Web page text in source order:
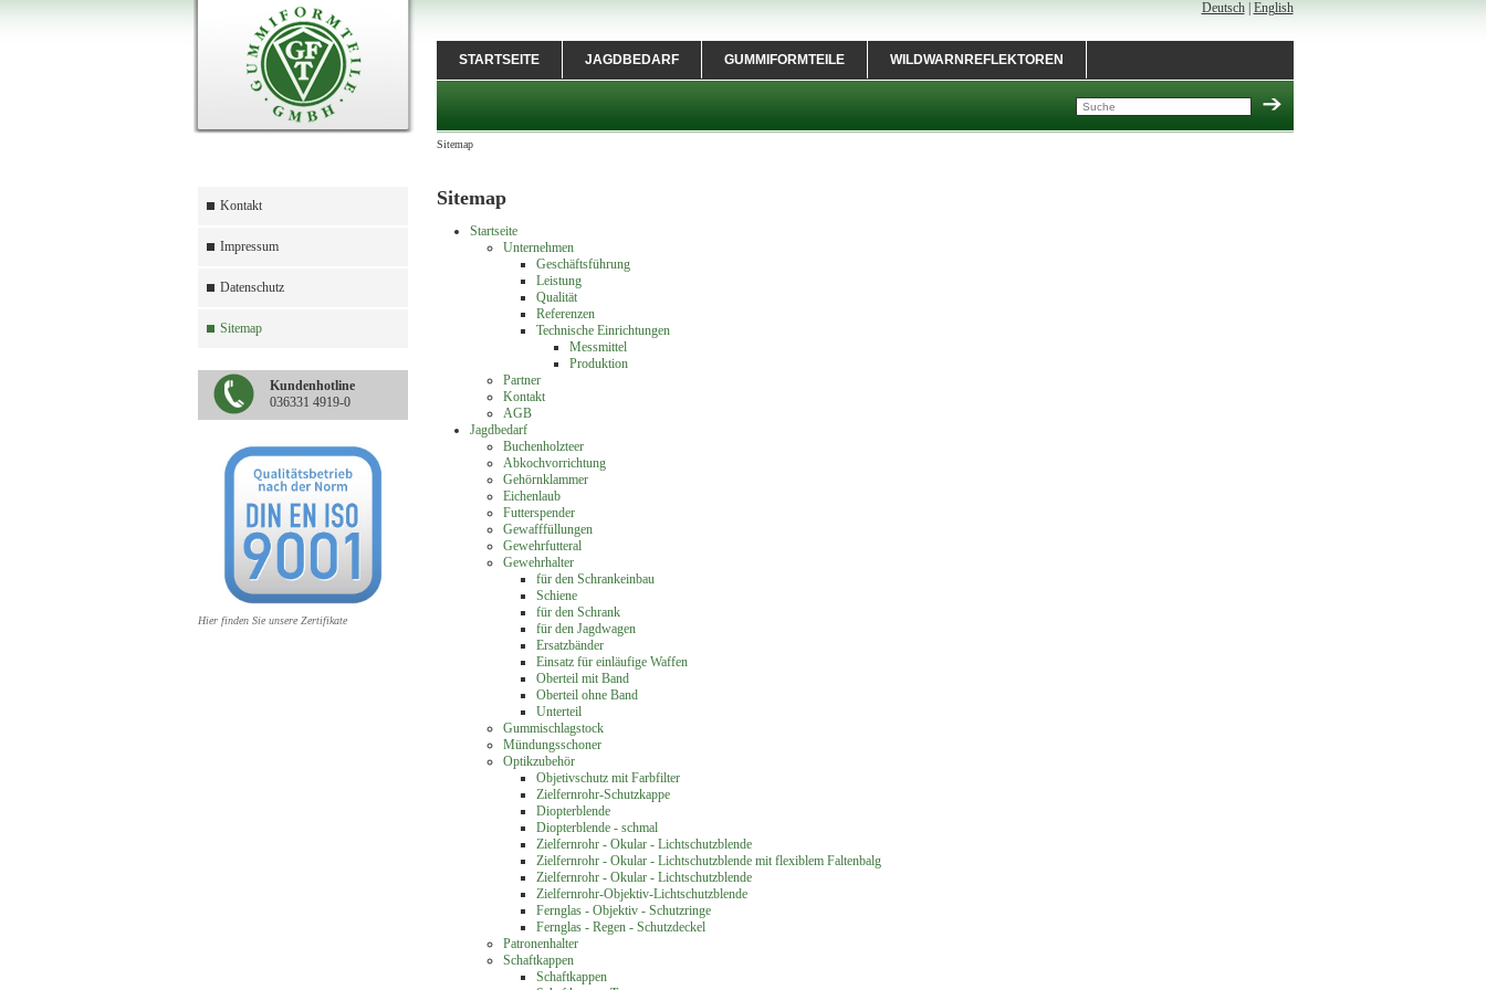
Kontakt
Impressum
Datenschutz
Sitemap
Kundenhotline
036331 4919-0
Hier finden Sie unsere Zertifikate
Deutsch| English
STARTSEITE JAGDBEDARF GUMMIFORMTEILE WILDWARNREFLEKTOREN
Sitemap
Sitemap
Startseite
Unternehmen
Geschäftsführung
Leistung
Qualität
Referenzen
Technische Einrichtungen
Messmittel
Produktion
Partner
Kontakt
AGB
Jagdbedarf
Buchenholzteer
Abkochvorrichtung
Gehörnklammer
Eichenlaub
Futterspender
Gewafffüllungen
Gewehrfutteral
Gewehrhalter
für den Schrankeinbau
Schiene
für den Schrank
für den Jagdwagen
Ersatzbänder
Einsatz für einläufige Waffen
Oberteil mit Band
Oberteil ohne Band
Unterteil
Gummischlagstock
Mündungsschoner
Optikzubehör
Objetivschutz mit Farbfilter
Zielfernrohr-Schutzkappe
Diopterblende
Diopterblende - schmal
Zielfernrohr - Okular - Lichtschutzblende
Zielfernrohr - Okular - Lichtschutzblende mit flexiblem Faltenbalg
Zielfernrohr - Okular - Lichtschutzblende
Zielfernrohr-Objektiv-Lichtschutzblende
Fernglas - Objektiv - Schutzringe
Fernglas - Regen - Schutzdeckel
Patronenhalter
Schaftkappen
Schaftkappen